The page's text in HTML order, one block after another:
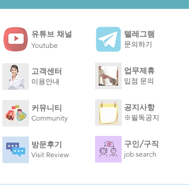
유튜브 채널
Youtube
고객센터
이용안내
​커뮤니티
Community
방문후기
Visit Review
텔레그램
문의하기
업무제휴
입점 문의
공지사항
​※필독공지
구인/구직
job search